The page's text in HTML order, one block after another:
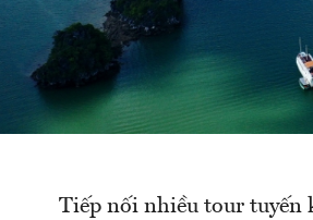
Tiếp nối nhiều tour tuyến